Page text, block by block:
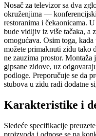
Nosač za televizor sa dva
okruženjima —
restoranima i čekaonicama.
bude vidljiv iz više tačaka, a
omogućava. Osim toga,
možete primaknuti zidu tako
ne zauzima prostor. Montaža
gipsane zidove, uz
podloge. Preporučuje se da
stubova u zidu radi dodatne
Karakteristike i
Sledeće specifikacije
proizvoda i odnose se na